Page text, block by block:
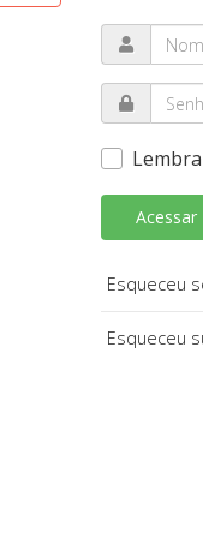
Acessar
Esqueceu
Esqueceu